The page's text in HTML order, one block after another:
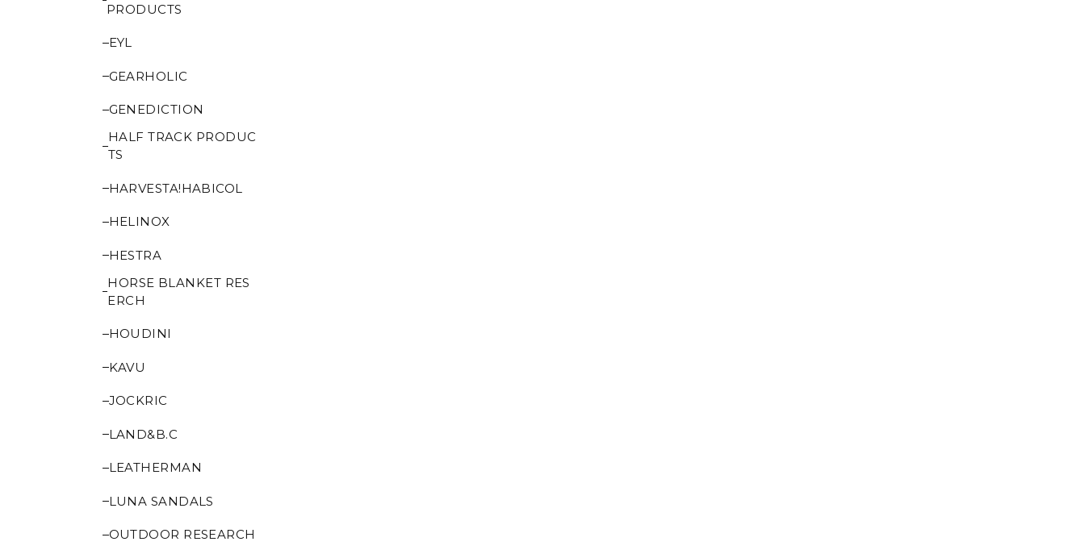
PRODUCTS
EYL
GEARHOLIC
GENEDICTION
HALF TRACK PRODUC
TS
HARVESTA!HABICOL
HELINOX
HESTRA
HORSE BLANKET RES
ERCH
HOUDINI
KAVU
JOCKRIC
LAND&B.C
LEATHERMAN
LUNA SANDALS
OUTDOOR RESEARCH